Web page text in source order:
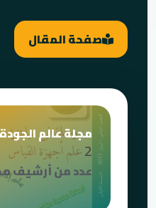
صفحة المقال
مجلة عالم الجودة
2
عدد من أرشيف